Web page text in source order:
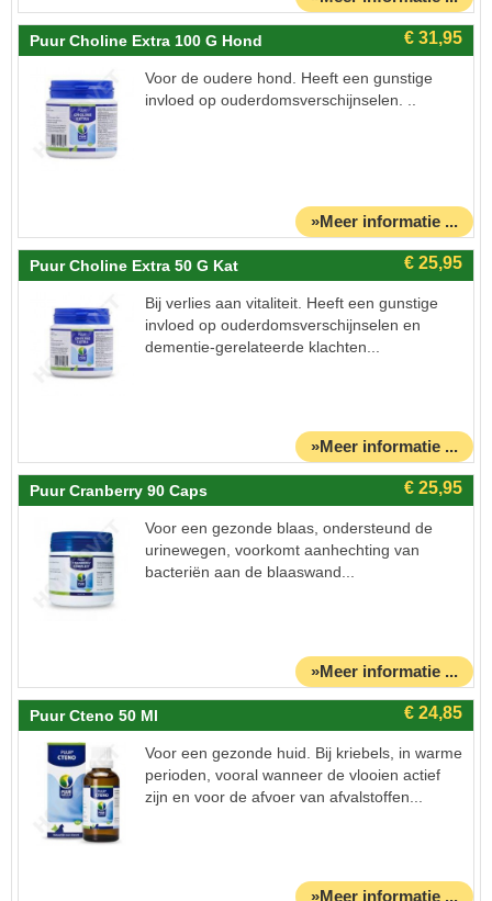
Puur Choline Extra 100 G Hond
Voor de oudere hond. Heeft een gunstige
invloed op ouderdomsverschijnselen. ..
»Meer informatie ...
Puur Choline Extra 50 G Kat
Bij verlies aan vitaliteit. Heeft een gunstige
invloed op ouderdomsverschijnselen en
dementie-gerelateerde klachten...
»Meer informatie ...
Puur Cranberry 90 Caps
Voor een gezonde blaas, ondersteund de
urinewegen, voorkomt aanhechting van
bacteriën aan de blaaswand...
»Meer informatie ...
Puur Cteno 50 Ml
Voor een gezonde huid. Bij kriebels, in warme
perioden, vooral wanneer de vlooien actief
zijn en voor de afvoer van afvalstoffen...
»Meer informatie ...